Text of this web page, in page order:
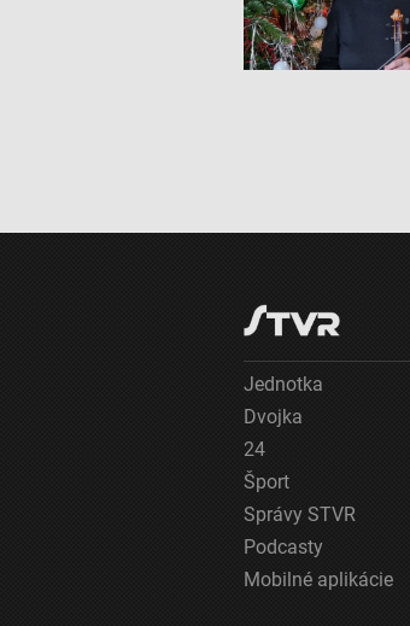
Jednotka
Dvojka
24
Šport
Správy STVR
Podcasty
Mobilné aplikácie